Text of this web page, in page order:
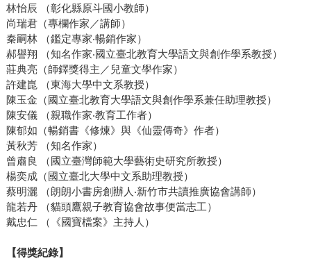
林怡辰 （彰化縣原斗國小教師）
尚瑞君（專欄作家／講師）
秦嗣林 （鑑定專家‧暢銷作家）
郝譽翔 （知名作家‧國立臺北教育大學語文與創作學系教授）
莊典亮（師鐸獎得主／兒童文學作家）
許建崑 （東海大學中文系教授）
陳玉金（國立臺北教育大學語文與創作學系兼任助理教授）
陳安儀 （親職作家‧教育工作者）
陳郁如（暢銷書《修煉》與《仙靈傳奇》作者）
黃秋芳 （知名作家）
曾肅良 （國立臺灣師範大學藝術史研究所教授）
楊奕成（國立臺北大學中文系助理教授）
蔡明灑 （朗朗小書房創辦人‧新竹市共讀推廣協會講師）
龍若丹 （貓頭鷹親子教育協會故事便當志工）
戴忠仁 （《國寶檔案》主持人）
【得獎紀錄】